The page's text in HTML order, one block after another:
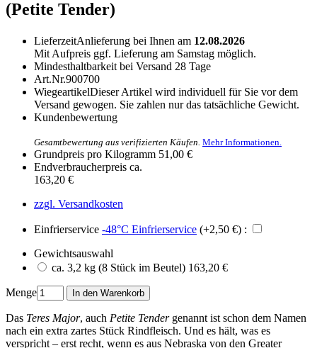
(Petite Tender)
LieferzeitAnlieferung bei Ihnen am 12.08.2026
Mit Aufpreis ggf. Lieferung am Samstag möglich.
Mindesthaltbarkeit bei Versand 28 Tage
Art.Nr.900700
WiegeartikelDieser Artikel wird individuell für Sie vor dem
Versand gewogen. Sie zahlen nur das tatsächliche Gewicht.
Kundenbewertung
Gesamtbewertung aus verifizierten Käufen. Mehr Informationen.
Grundpreis pro Kilogramm 51,00 €
Endverbraucherpreis ca.
163,20 €
zzgl. Versandkosten
Einfrierservice -48°C Einfrierservice (+2,50 €) :
Gewichtsauswahl
ca. 3,2 kg
163,20 €
Menge
Das Teres Major, auch Petite Tendergenannt ist schon dem Namen
nach ein extra zartes Stück Rindfleisch. Und es hält, was es
verspricht – erst recht, wenn es aus Nebraska von den Greater